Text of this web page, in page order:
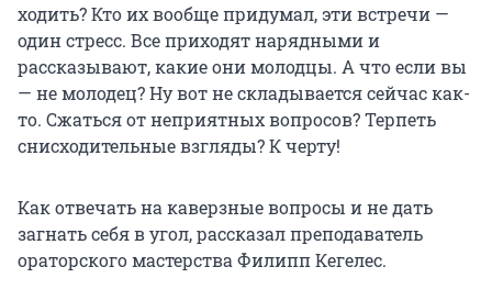
ходить? Кто их вообще придумал, эти встречи —
один стресс. Все приходят нарядными и
рассказывают, какие они молодцы. А что если вы
— не молодец? Ну вот не складывается сейчас как-
то. Сжаться от неприятных вопросов? Терпеть
снисходительные взгляды? К черту!
Как отвечать на каверзные вопросы и не дать
загнать себя в угол, рассказал преподаватель
ораторского мастерства Филипп Кегелес.